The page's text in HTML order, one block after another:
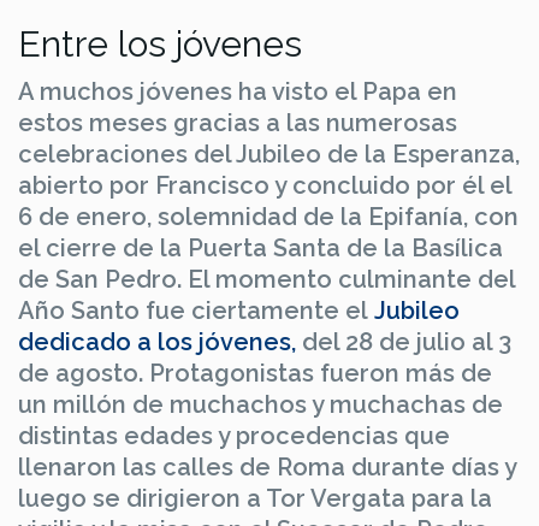
Entre los jóvenes
A muchos jóvenes ha visto el Papa en
estos meses gracias a las numerosas
celebraciones del Jubileo de la Esperanza,
abierto por Francisco y concluido por él el
6 de enero, solemnidad de la Epifanía, con
el cierre de la Puerta Santa de la Basílica
de San Pedro. El momento culminante del
Año Santo fue ciertamente el Jubileo
dedicado a los jóvenes, del 28 de julio al 3
de agosto. Protagonistas fueron más de
un millón de muchachos y muchachas de
distintas edades y procedencias que
llenaron las calles de Roma durante días y
luego se dirigieron a Tor Vergata para la